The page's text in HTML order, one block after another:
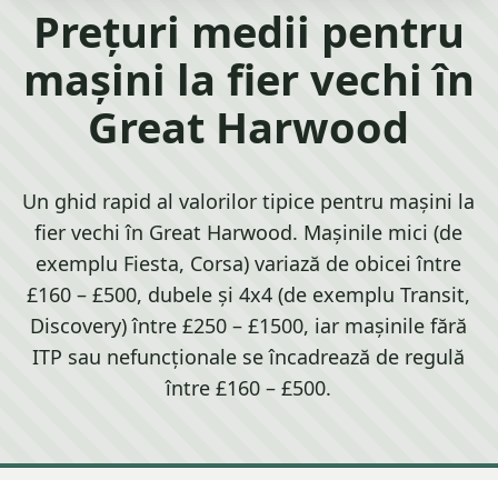
Prețuri medii pentru
mașini la fier vechi în
Great Harwood
Un ghid rapid al valorilor tipice pentru mașini la
fier vechi în Great Harwood. Mașinile mici (de
exemplu Fiesta, Corsa) variază de obicei între
£160 – £500, dubele și 4x4 (de exemplu Transit,
Discovery) între £250 – £1500, iar mașinile fără
ITP sau nefuncționale se încadrează de regulă
între £160 – £500.